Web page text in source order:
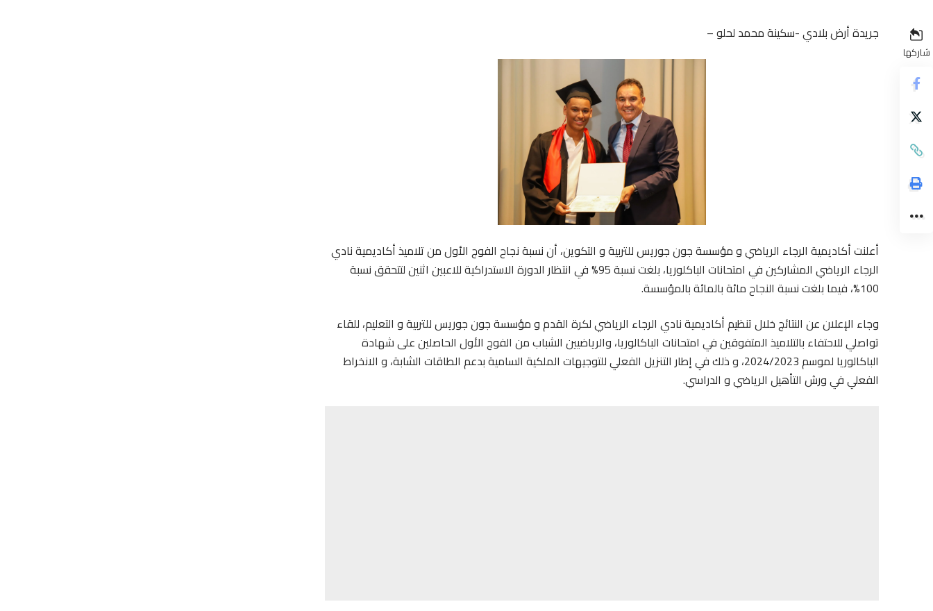
شاركها
جريدة أرض بلادي -سكينة محمد لحلو –
أعلنت أكاديمية الرجاء الرياضي و مؤسسة جون جوريس للتربية و التكوين، أن نسبة نجاح الفوج الأول من تلاميذ أكاديمية نادي
الرجاء الرياضي المشاركين في امتحانات الباكلوريا، بلغت نسبة 95% في انتظار الدورة الاستدراكية للاعبين اثنين لتتحقق نسبة
100%، فيما بلغت نسبة النجاح مائة بالمائة بالمؤسسة.
وجاء الإعلان عن النتائج خلال تنظيم أكاديمية نادي الرجاء الرياضي لكرة القدم و مؤسسة جون جوريس للتربية و التعليم، للقاء
تواصلي للاحتفاء بالتلاميذ المتفوقين في امتحانات الباكالوريا، والرياضيين الشباب من الفوج الأول الحاصلين على شهادة
الباكالوريا لموسم 2024/2023، و ذلك في إطار التنزيل الفعلي للتوجيهات الملكية السامية بدعم الطاقات الشابة، و الانخراط
الفعلي في ورش التأهيل الرياضي و الدراسي.